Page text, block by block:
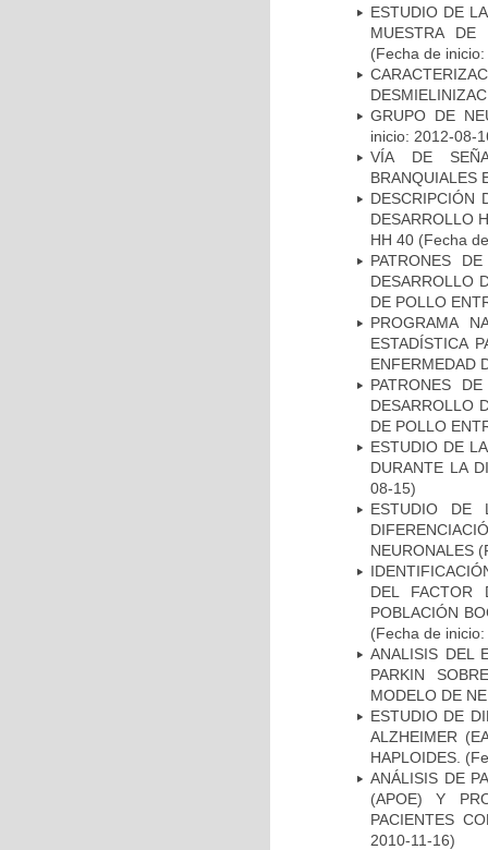
ESTUDIO DE
MUESTRA DE
(Fecha de
GRUPO DE
inicio: 2012-08-
VÍA DE
BRANQUIALES
DESCRIPCIÓN
DESARROLLO
HH 40 (Fecha
PATRONES
DESARROLLO
DE POLLO
PROGRAMA
ESTADÍSTICA
ENFERMEDAD
PATRONES
DESARROLLO
DE POLLO
ESTUDIO DE
DURANTE LA
08-15)
ESTUDIO DE
NEURONALES
DEL FACTOR
POBLACIÓN
(Fecha de
ANALISIS DEL
PARKIN
MODELO DE
ESTUDIO DE
ALZHEIMER
HAPLOIDES.
ANÁLISIS DE
(APOE) Y
PACIENTES
2010-11-16)